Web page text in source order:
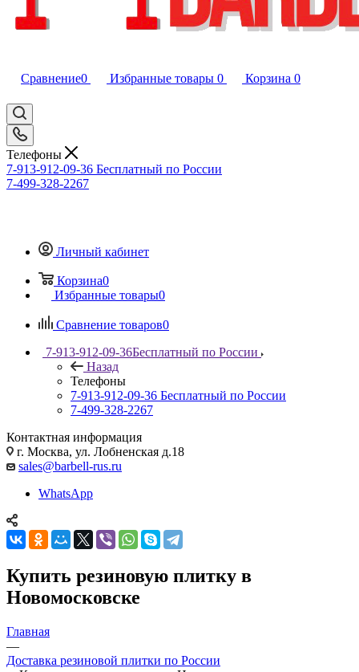
Сравнение0 Избранные товары 0 Корзина 0
Телефоны
7-913-912-09-36 Бесплатный по России
7-499-328-2267
Личный кабинет
Корзина0
Избранные товары0
Сравнение товаров0
7-913-912-09-36Бесплатный по России
Назад
Телефоны
7-913-912-09-36 Бесплатный по России
7-499-328-2267
Контактная информация
г. Москва, ул. Лобненская д.18
sales@barbell-rus.ru
WhatsApp
Купить резиновую плитку в
Новомосковске
Главная
—
Доставка резиновой плитки по России